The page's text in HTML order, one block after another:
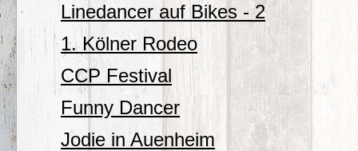
Linedancer auf Bikes - 2
1. Kölner Rodeo
CCP Festival
Funny Dancer
Jodie in Auenheim